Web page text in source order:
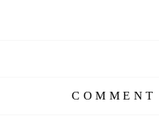
Le bleu turquoise est